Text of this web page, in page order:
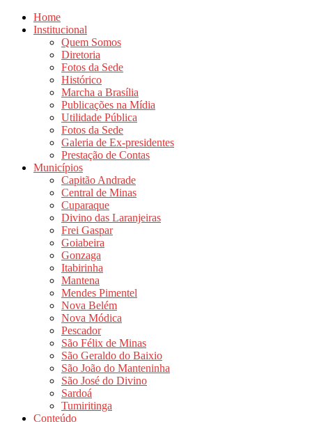
Home
Institucional
Quem Somos
Diretoria
Fotos da Sede
Histórico
Marcha a Brasília
Publicações na Mídia
Utilidade Pública
Fotos da Sede
Galeria de Ex-presidentes
Prestação de Contas
Municípios
Capitão Andrade
Central de Minas
Cuparaque
Divino das Laranjeiras
Frei Gaspar
Goiabeira
Gonzaga
Itabirinha
Mantena
Mendes Pimentel
Nova Belém
Nova Módica
Pescador
São Félix de Minas
São Geraldo do Baixio
São João do Manteninha
São José do Divino
Sardoá
Tumiritinga
Conteúdo